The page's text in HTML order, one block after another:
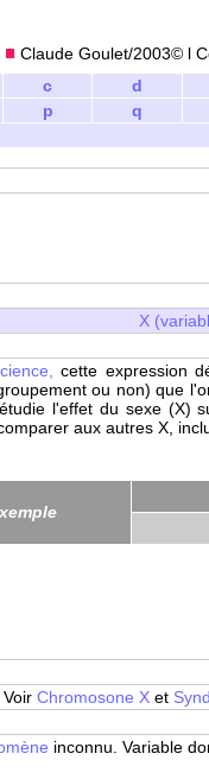
Claude Goulet/2003© l
c d
p q
X
cette expression
ou non) que
l'effet du sexe (X)
aux autres X,
Voir Chromosone X et
inconnu. Variable